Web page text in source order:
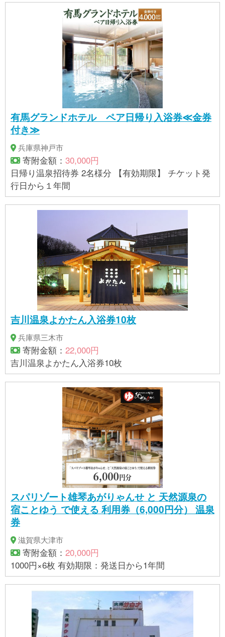
有馬グランドホテル ペア日帰り入浴券≪金券
付き≫
兵庫県神戸市
寄附金額： 30,000円
日帰り温泉招待券 2名様分 【有効期限】 チケット発
行日から１年間
吉川温泉よかたん入浴券10枚
兵庫県三木市
寄附金額： 22,000円
吉川温泉よかたん入浴券10枚
スパリゾート雄琴あがりゃんせ と 天然源泉の
宿ことゆう で使える 利用券（6,000円分） 温泉
券
滋賀県大津市
寄附金額： 20,000円
1000円×6枚 有効期限：発送日から1年間